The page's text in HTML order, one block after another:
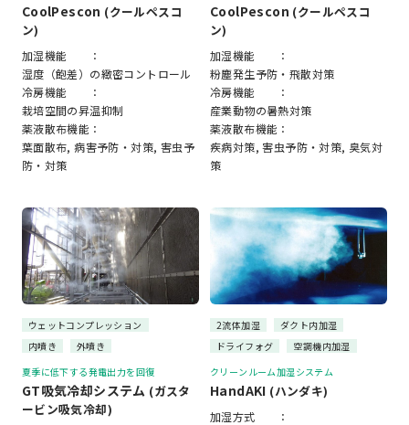
CoolPescon (クールペスコ
ン)
加湿機能 ：
湿度（飽差）の緻密コントロール
冷房機能 ：
栽培空間の昇温抑制
薬液散布機能：
葉面散布, 病害予防・対策, 害虫予
防・対策
CoolPescon (クールペスコ
ン)
加湿機能 ：
粉塵発生予防・飛散対策
冷房機能 ：
産業動物の暑熱対策
薬液散布機能：
疾病対策, 害虫予防・対策, 臭気対
策
ウェットコンプレッション
内噴き
外噴き
夏季に低下する発電出力を回復
GT吸気冷却システム (ガスタ
ービン吸気冷却)
2流体加湿
ダクト内加湿
ドライフォグ
空調機内加湿
クリーンルーム加湿システム
HandAKI (ハンダキ)
加湿方式 ：